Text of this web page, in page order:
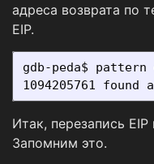
адреса возврата по
EIP.
gdb-peda$ pattern
Итак, перезапись EIP
Запомним это.